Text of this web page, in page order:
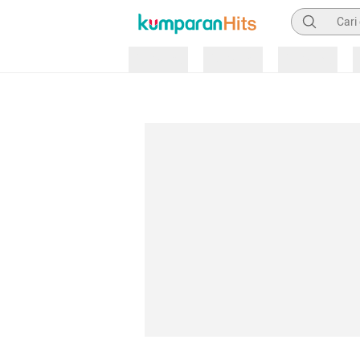
Pencarian